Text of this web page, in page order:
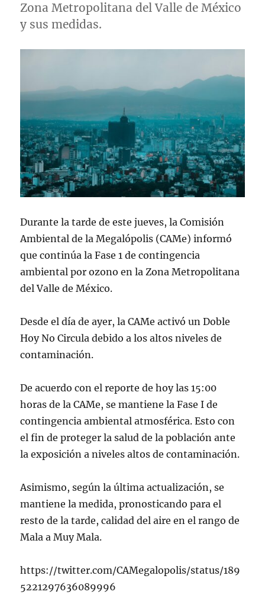
Zona Metropolitana del Valle de México
y sus medidas.
Durante la tarde de este jueves, la Comisión
Ambiental de la Megalópolis (CAMe) informó
que continúa la Fase 1 de contingencia
ambiental por ozono en la Zona Metropolitana
del Valle de México.
Desde el día de ayer, la CAMe activó un Doble
Hoy No Circula debido a los altos niveles de
contaminación.
De acuerdo con el reporte de hoy las 15:00
horas de la CAMe, se mantiene la Fase I de
contingencia ambiental atmosférica. Esto con
el fin de proteger la salud de la población ante
la exposición a niveles altos de contaminación.
Asimismo, según la última actualización, se
mantiene la medida, pronosticando para el
resto de la tarde, calidad del aire en el rango de
Mala a Muy Mala.
https://twitter.com/CAMegalopolis/status/189
5221297636089996